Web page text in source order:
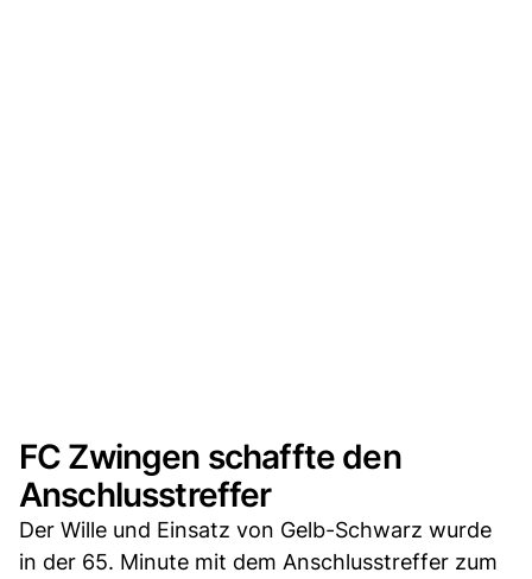
FC Zwingen schaffte den
Anschlusstreffer
Der Wille und Einsatz von Gelb-Schwarz wurde
in der 65. Minute mit dem Anschlusstreffer zum